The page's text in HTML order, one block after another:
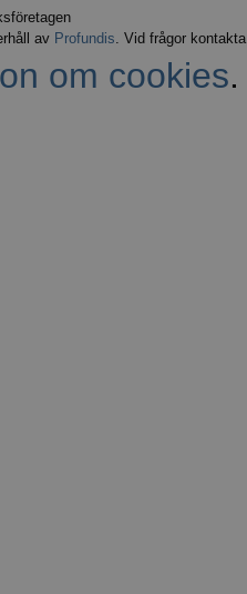
av Profundis. Vid frågor
om cookies.